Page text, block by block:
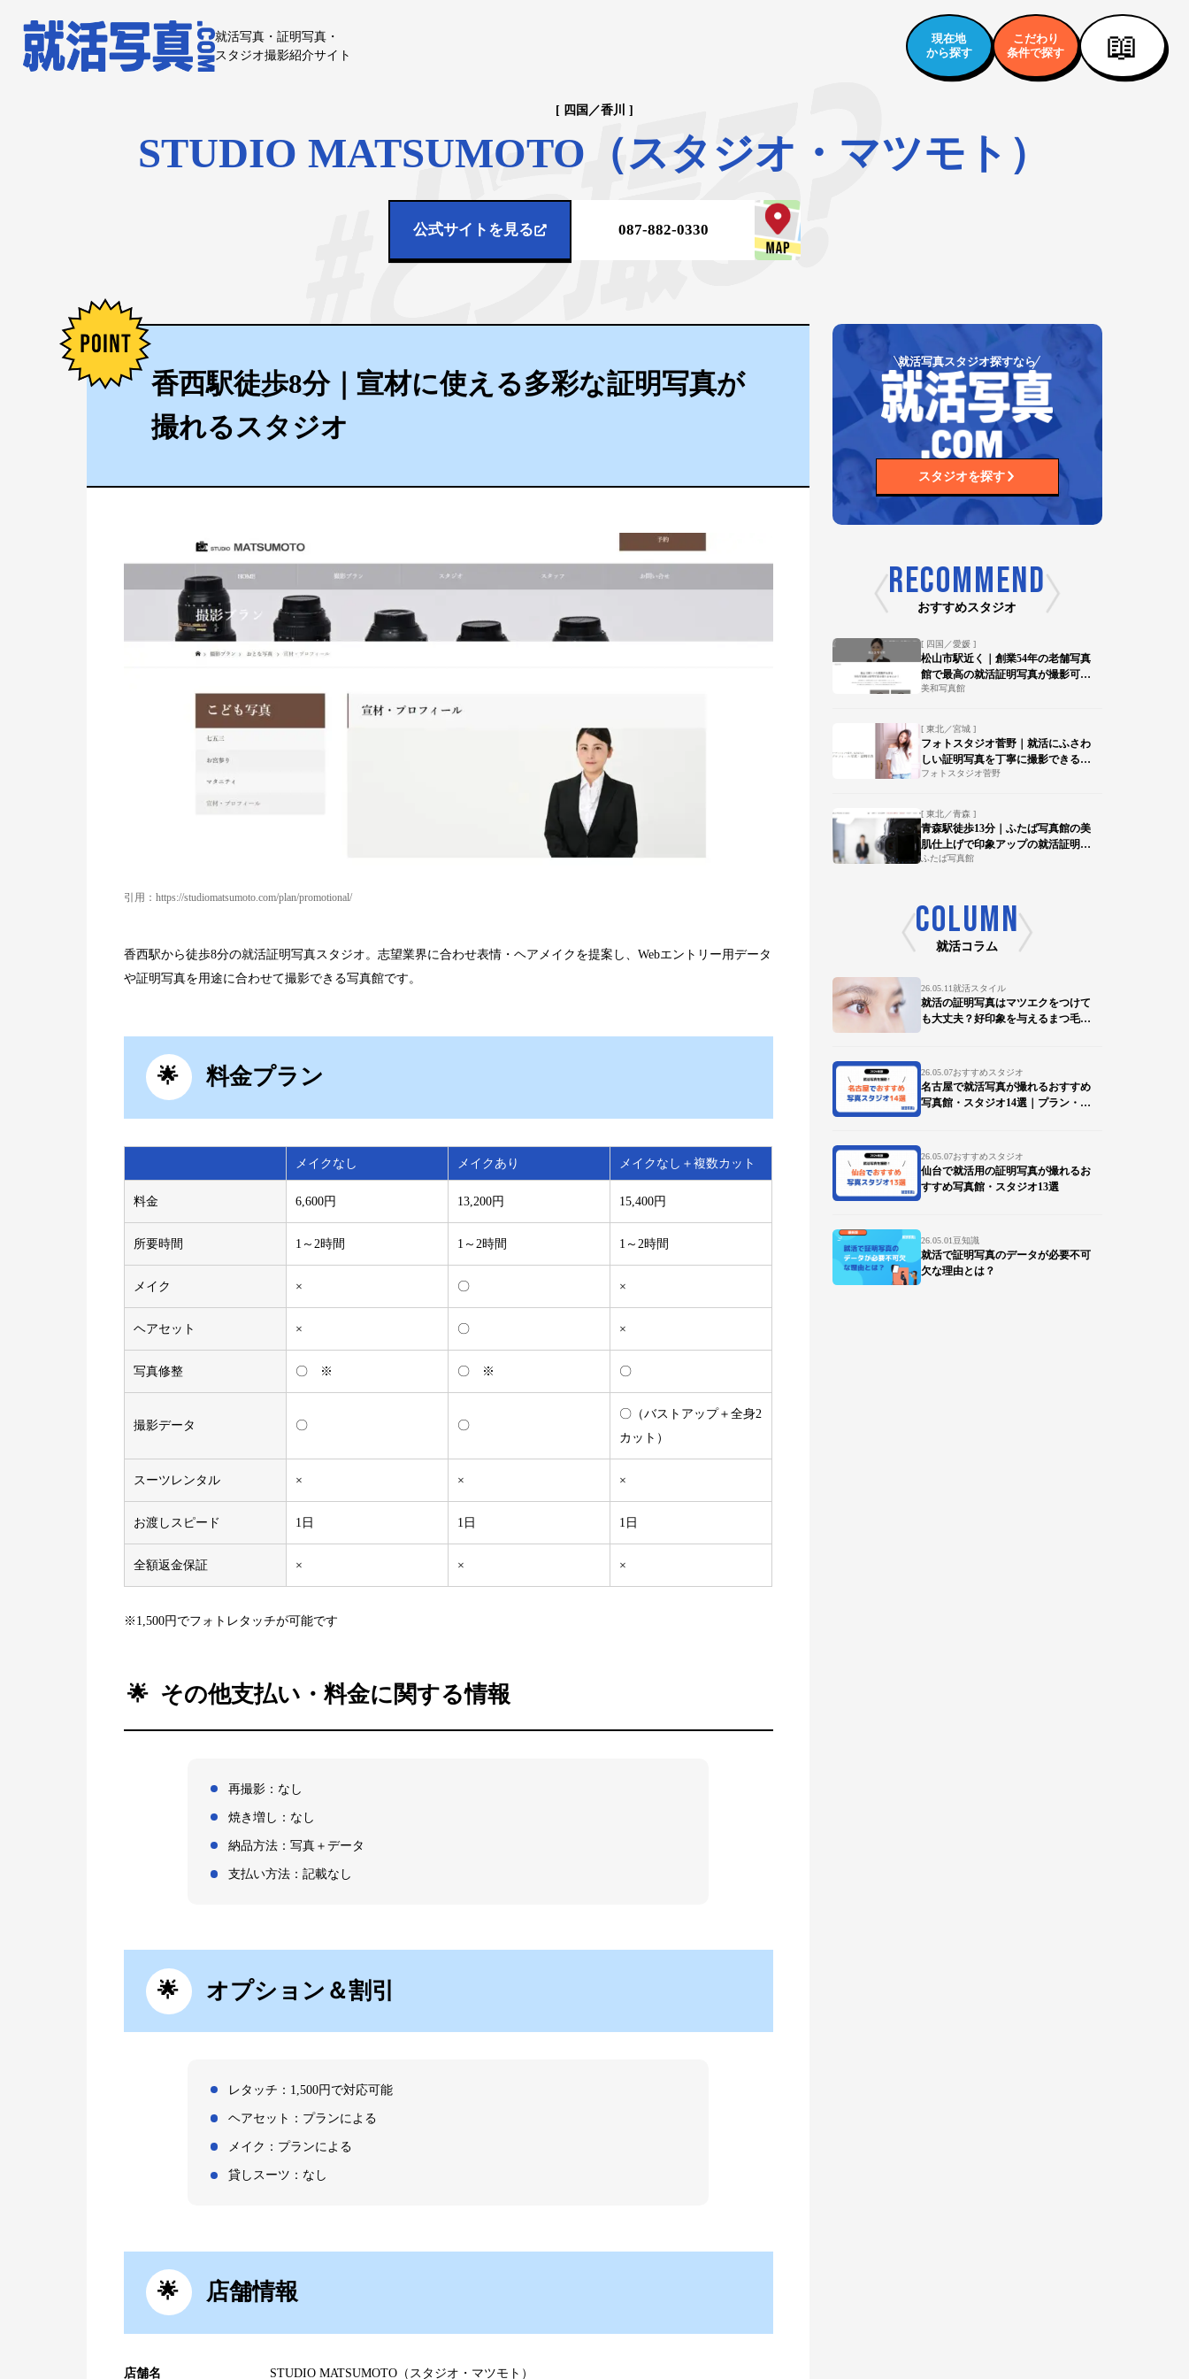
就活写真・証明写真・
スタジオ撮影紹介サイト
現在地
から探す
こだわり
条件で探す
📖
[ 四国／香川 ]
STUDIO MATSUMOTO（スタジオ・マツモト）
公式サイトを見る 087-882-0330
香西駅徒歩8分｜宣材に使える多彩な証明写真が
撮れるスタジオ
引用：https://studiomatsumoto.com/plan/promotional/
香西駅から徒歩8分の就活証明写真スタジオ。志望業界に合わせ表情・ヘアメイクを提案し、Webエントリー用データ
や証明写真を用途に合わせて撮影できる写真館です。
料金プラン
メイクなし メイクあり メイクなし＋複数カット
料金 6,600円 13,200円 15,400円
所要時間 1～2時間 1～2時間 1～2時間
メイク × 〇 ×
ヘアセット × 〇 ×
写真修整 〇 ※ 〇 ※ 〇
撮影データ 〇 〇
〇（バストアップ＋全身2
カット）
スーツレンタル × × ×
お渡しスピード 1日 1日 1日
全額返金保証 × × ×
※1,500円でフォトレタッチが可能です
その他支払い・料金に関する情報
再撮影：なし
焼き増し：なし
納品方法：写真＋データ
支払い方法：記載なし
オプション＆割引
レタッチ：1,500円で対応可能
ヘアセット：プランによる
メイク：プランによる
貸しスーツ：なし
店舗情報
店舗名 STUDIO MATSUMOTO（スタジオ・マツモト）
就活写真スタジオ探すなら
スタジオを探す
RECOMMEND
おすすめスタジオ
[ 四国／愛媛 ]
松山市駅近く｜創業54年の老舗写真
館で最高の就活証明写真が撮影可
能！
美和写真館
[ 東北／宮城 ]
フォトスタジオ菅野｜就活にふさわ
しい証明写真を丁寧に撮影できる写
真館【陸前落合駅 徒歩15分】
フォトスタジオ菅野
[ 東北／青森 ]
青森駅徒歩13分｜ふたば写真館の美
肌仕上げで印象アップの就活証明写
真を
ふたば写真館
COLUMN
就活コラム
26.05.11就活スタイル
就活の証明写真はマツエクをつけて
も大丈夫？好印象を与えるまつ毛の
26.05.07おすすめスタジオ
名古屋で就活写真が撮れるおすすめ
写真館・スタジオ14選｜プラン・デ
26.05.07おすすめスタジオ
仙台で就活用の証明写真が撮れるお
すすめ写真館・スタジオ13選
26.05.01豆知識
就活で証明写真のデータが必要不可
欠な理由とは？